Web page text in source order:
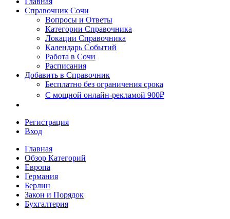
Сочи
Справочник Сочи
Вопросы и Ответы
Категории Справочника
Локации Справочника
Календарь Событий
Работа в Сочи
Расписания
Добавить в Справочник
Бесплатно без ограничения срока
С мощной онлайн-рекламой 900₽
Регистрация
Вход
Главная
Обзор Категорий
Европа
Германия
Берлин
Закон и Порядок
Бухгалтерия